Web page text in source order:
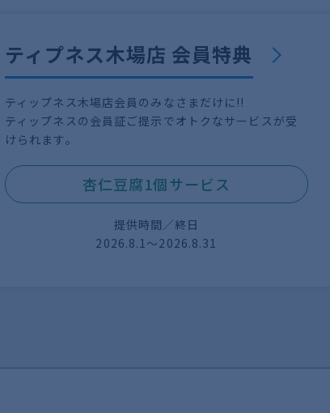
ティプネス木場店 会員特典
ティップネス木場店会員のみなさまだけに!!
ティップネスの会員証ご提示でオトクなサービスが受
けられます。
杏仁豆腐1個サービス
提供時間／終日
2026.8.1〜2026.8.31